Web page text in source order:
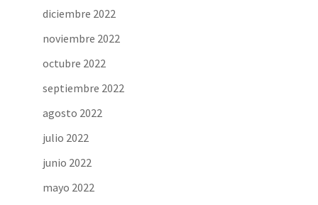
diciembre 2022
noviembre 2022
octubre 2022
septiembre 2022
agosto 2022
julio 2022
junio 2022
mayo 2022